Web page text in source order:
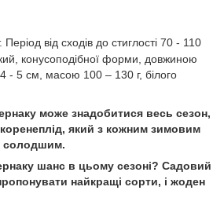
від сходів до стиглості 70 - 110
конусоподібної форми, довжиною
- 5 см, масою 100 – 130 г, білого
може знадобитися весь сезон,
який з кожним зимовим
солодшим.
шанс в цьому сезоні? Садовий
найкращі сорти, і жоден